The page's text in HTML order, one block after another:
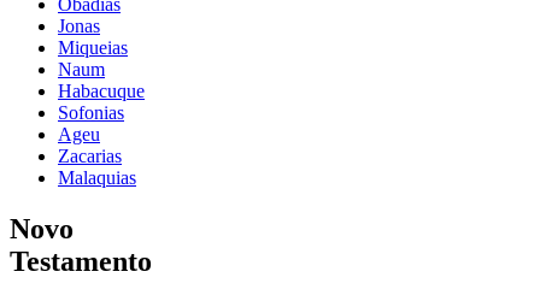
Obadias
Jonas
Miqueias
Naum
Habacuque
Sofonias
Ageu
Zacarias
Malaquias
Novo
Testamento